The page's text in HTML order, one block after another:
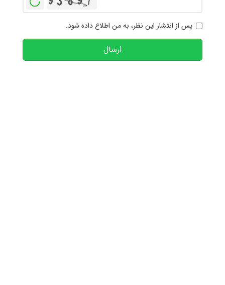
پس از انتشار این نظر، به من اطلاع داده شود.
ارسال